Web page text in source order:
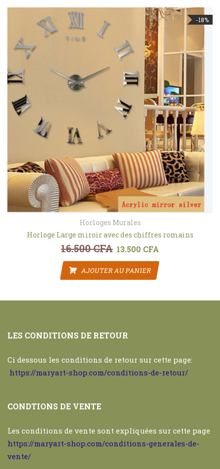
-18%
Horloges Murales
Horloge Large miroir avec des chiffres romains
16.500CFA Le prix initial était : 16.500 CFA.
13.500 CFA
AJOUTER AU PANIER
LES CONDITIONS DE RETOUR
Ci dessous les conditions de retour sur cette page:
https://maryart-shop.com/conditions-de-retour/
CONDTIONS DE VENTE
Les conditions de vente sont expliquées sur cette page
https://maryart-shop.com/conditions-generales-de-
vente/